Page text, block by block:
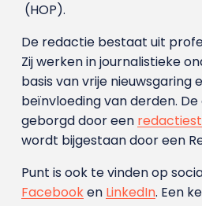
(HOP).
De redactie bestaat uit
Zij werken in journalistieke
basis van vrije nieuwsgaring
beïnvloeding van derden.
geborgd door een
wordt bijgestaan door een
Punt is ook te vinden op
Facebooken LinkedIn. Een